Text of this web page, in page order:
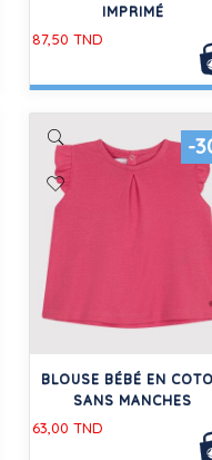
IMPRIMÉ
87,50 TND
-
BLOUSE BÉBÉ EN
SANS MANCHES
63,00 TND